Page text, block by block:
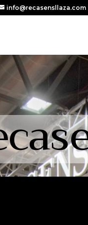
info@recasensllaza.com